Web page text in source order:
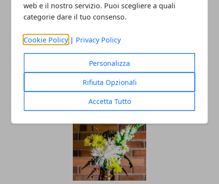
web e il nostro servizio. Puoi scegliere a quali
categorie dare il tuo consenso.
Cookie Policy | Privacy Policy
Personalizza
Rifiuta Opzionali
Accetta Tutto
Capodanno in discoteca: ballare e
festeggiare per un inizio di anno
esplosivo!
29/10/2024